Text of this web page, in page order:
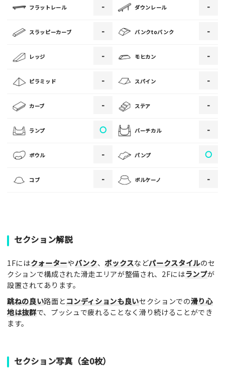
[text photo3alt placeholder "写真の解説※任意]
ご注意事項
・人物の顔が写っている場合はモザイク処理を行います。
・画像の規定サイズは横幅640px以上となります。
フラットレール - ダウンレール -
スラッピーカーブ - バンクtoバンク -
レッジ - モヒカン -
ピラミッド - スパイン -
カーブ - ステア -
ランプ 〇 バーチカル -
ボウル - パンプ 〇
コブ - ボルケーノ -
セクション解説
1Fにはクォーターやバンク、 ボックスなどパークスタイルのセ
クションで構成された滑走エリアが整備され、2Fにはランプが
設置されてあります。
跳ねの良い路面とコンディションも良いセクションでの滑り心
地は抜群で、プッシュで疲れることなく滑り続けることができ
ます。
セクション写真（全0枚）